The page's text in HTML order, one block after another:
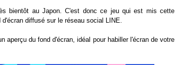
bientôt au Japon. C'est donc ce jeu qui est mis cette
diffusé sur le réseau social LINE.
aperçu du fond d'écran, idéal pour habiller l'écran de votre